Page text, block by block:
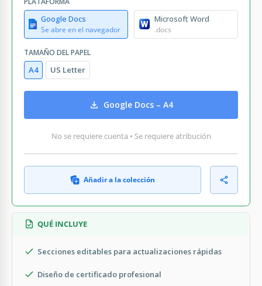
Google Docs
Se abre en el navegador
Microsoft Word
.docs
TAMAÑO DEL PAPEL
A4 US Letter
Google Docs – A4
No se requiere cuenta • Se requiere atribución
Añadir a la colección
QUÉ INCLUYE
Secciones editables para actualizaciones rápidas
Diseño de certificado profesional